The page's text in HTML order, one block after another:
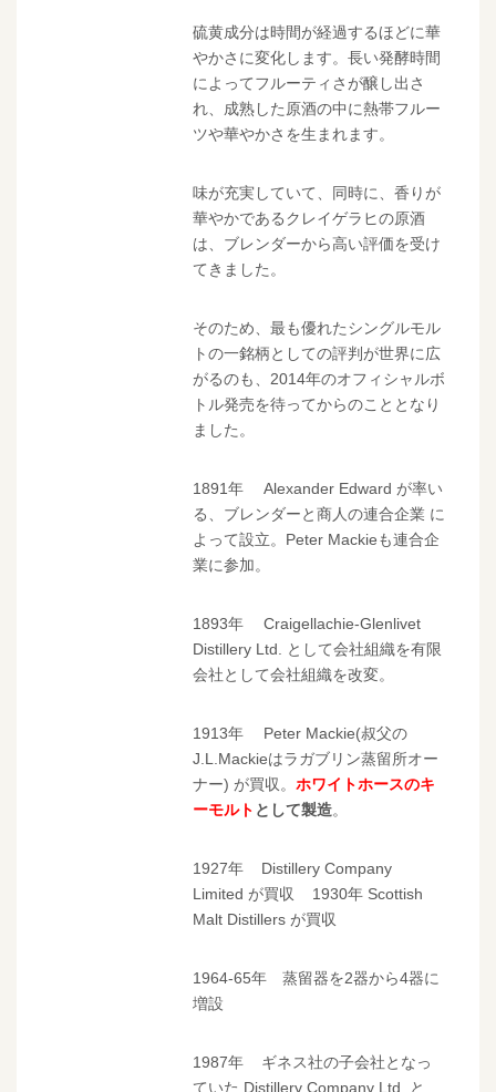
硫黄成分は時間が経過するほどに華
やかさに変化します。長い発酵時間
によってフルーティさが醸し出さ
れ、成熟した原酒の中に熱帯フルー
ツや華やかさを生まれます。
味が充実していて、同時に、香りが
華やかであるクレイゲラヒの原酒
は、ブレンダーから高い評価を受け
てきました。
そのため、最も優れたシングルモル
トの一銘柄としての評判が世界に広
がるのも、2014年のオフィシャルボ
トル発売を待ってからのこととなり
ました。
1891年 Alexander Edward が率い
る、ブレンダーと商人の連合企業 に
よって設立。Peter Mackieも連合企
業に参加。
1893年 Craigellachie-Glenlivet
Distillery Ltd. として会社組織を有限
会社として会社組織を改変。
1913年 Peter Mackie(叔父の
J.L.Mackieはラガブリン蒸留所オー
ナー) が買収。ホワイトホースのキ
ーモルト として製造。
1927年 Distillery Company
Limited が買収 1930年 Scottish
Malt Distillers が買収
1964-65年 蒸留器を2器から4器に
増設
1987年 ギネス社の子会社となっ
ていた Distillery Company Ltd. と